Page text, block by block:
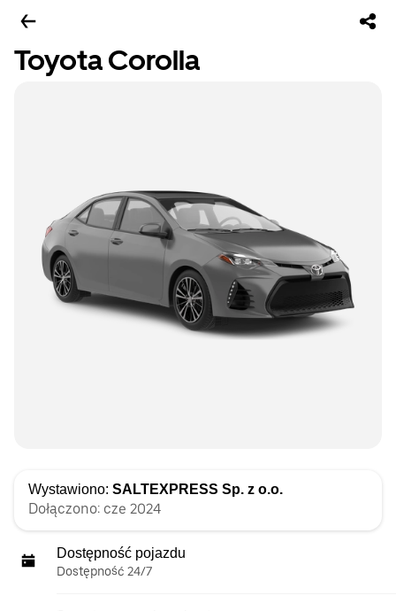
Toyota Corolla
Wystawiono: SALTEXPRESS Sp. z o.o.
Dołączono: cze 2024
Dostępność pojazdu
Dostępność 24/7